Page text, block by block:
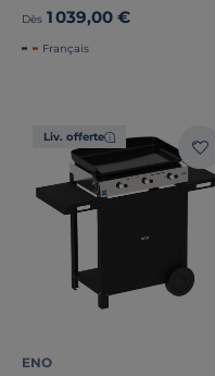
Dès 1 039,00 €
Français
Liv. offerte
ENO